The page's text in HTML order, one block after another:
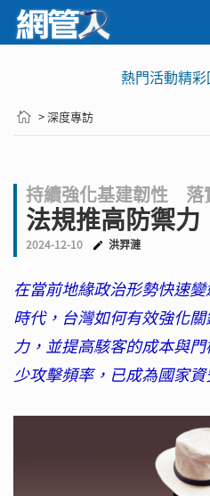
熱門活動精
> 深度專訪
持續強化基建韌性 落
法規推高防禦
2024-12-10 洪羿漣
在當前地緣政治形勢快速
時代，台灣如何有效強化
力，並提高駭客的成本與
少攻擊頻率，已成為國家